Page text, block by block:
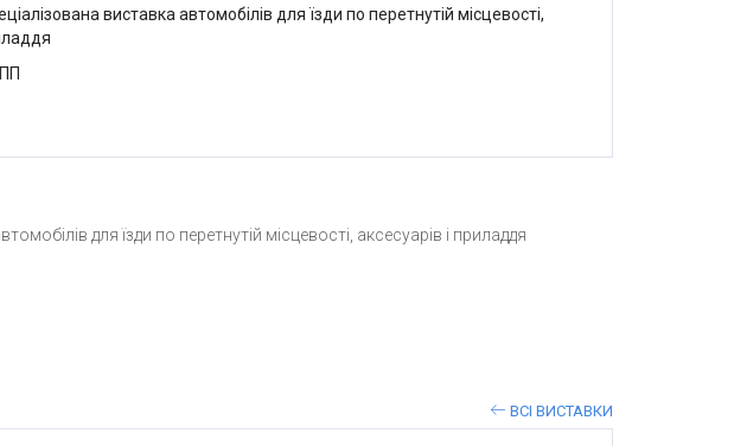
виставка автомобілів для їзди по перетнутій місцевості,
для їзди по перетнутій місцевості, аксесуарів і приладдя
ВСІ ВИСТАВКИ